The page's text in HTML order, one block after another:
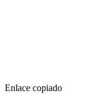
Enlace copiado